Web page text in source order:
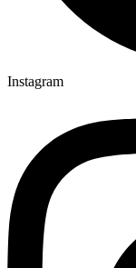
Instagram